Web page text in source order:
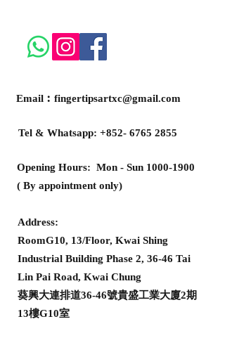
Email︰ fingertipsartxc@gmail.com
Tel & Whatsapp: +852- 6765 2855
Opening Hours: Mon - Sun 1000-1900
( By appointment only)
Address:
RoomG10, 13/Floor, Kwai Shing
Industrial Building Phase 2, 36-46 Tai
Lin Pai Road, Kwai Chung
葵興大連排道36-46號貴盛工業大廈2期
13樓G10室